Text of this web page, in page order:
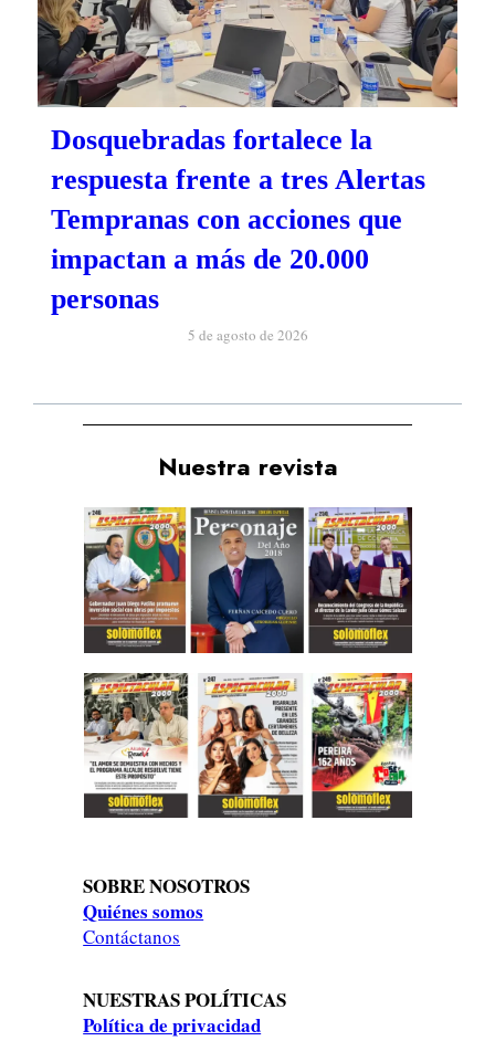
Dosquebradas fortalece la
respuesta frente a tres Alertas
Tempranas con acciones que
impactan a más de 20.000
personas
5 de agosto de 2026
Nuestra revista
SOBRE NOSOTROS
Quiénes somos
Contáctanos
NUESTRAS POLÍTICAS
Política de privacidad